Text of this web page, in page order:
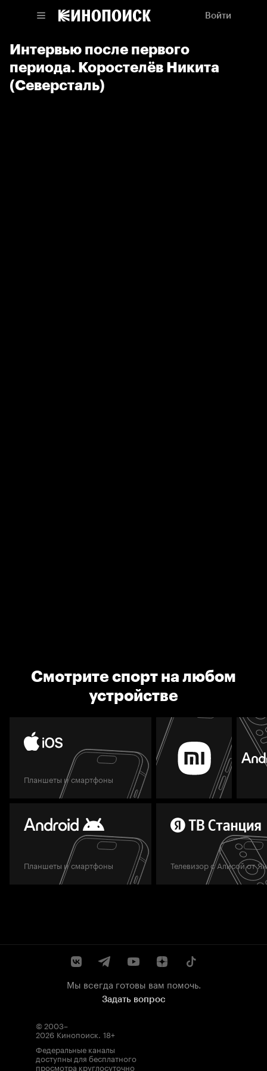
Войти
Интервью после первого
периода. Коростелёв Никита
(Северсталь)
Смотрите спорт на любом
устройстве
Планшеты и смартфоны
Планшеты и смартфоны Телевизор с Алисой от
Мы всегда готовы вам помочь.
Задать вопрос
© 2003–
2026 Кинопоиск. 18+
Федеральные каналы
доступны для бесплатного
просмотра круглосуточно